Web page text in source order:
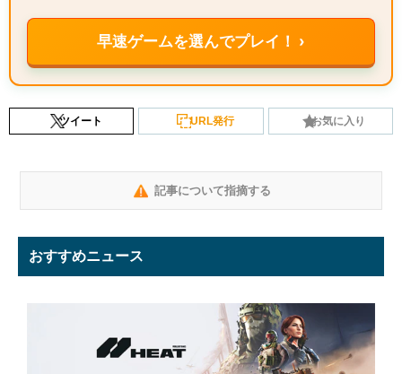
早速ゲームを選んでプレイ！ ›
ツイート URL発行 お気に入り
記事について指摘する
おすすめニュース